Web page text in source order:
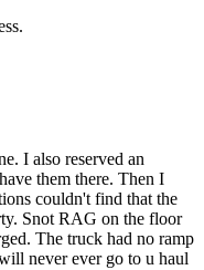
I also reserved an
them there. Then I
couldn't find that the
Snot RAG on the floor
The truck had no ramp
never ever go to u haul